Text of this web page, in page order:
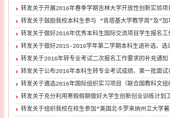
转发关于开展2016年春季学期吉林大学开放性创新实验项
转发关于鼓励我校本科生参与 “肯塔基大学教学周”及“
转发关于做好2016年优秀本科生国际交流项目学生报名工
转发关于做好2015-2016学年第二学期本科生退补选、选
转发关于2016年转专业考试二次报名工作要求的补充通知
转发关于公布2016年本科生转专业考试成绩、第一批面
转发关于遴选2016年国际组织实习项目（联合国教科文组
转发关于充分利用寒假假期做好大学生创新创业训练计划
转发关于组织我校在校生参加“美国北卡罗来纳州立大学